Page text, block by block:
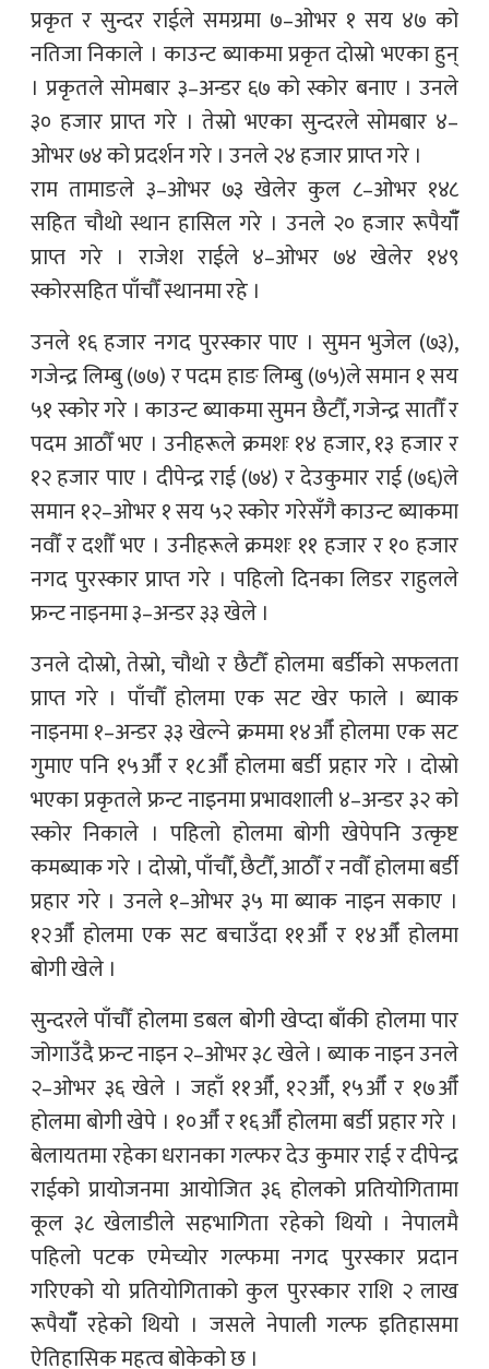
प्रकृत र सुन्दर राईले समग्रमा ७–ओभर १ सय ४७ को
नतिजा निकाले । काउन्ट ब्याकमा प्रकृत दोस्रो भएका हुन्
। प्रकृतले सोमबार ३–अन्डर ६७ को स्कोर बनाए । उनले
३० हजार प्राप्त गरे । तेस्रो भएका सुन्दरले सोमबार ४–
ओभर ७४ को प्रदर्शन गरे । उनले २४ हजार प्राप्त गरे ।
राम तामाङले ३–ओभर ७३ खेलेर कुल ८–ओभर १४८
सहित चौथो स्थान हासिल गरे । उनले २० हजार रूपैयाँँ
प्राप्त गरे । राजेश राईले ४–ओभर ७४ खेलेर १४९
स्कोरसहित पाँचौँ स्थानमा रहे ।
उनले १६ हजार नगद पुरस्कार पाए । सुमन भुजेल (७३),
गजेन्द्र लिम्बु (७७) र पदम हाङ लिम्बु (७५)ले समान १ सय
५१ स्कोर गरे । काउन्ट ब्याकमा सुमन छैटौँ, गजेन्द्र सातौँ र
पदम आठौँ भए । उनीहरूले क्रमशः १४ हजार, १३ हजार र
१२ हजार पाए । दीपेन्द्र राई (७४) र देउकुमार राई (७६)ले
समान १२–ओभर १ सय ५२ स्कोर गरेसँगै काउन्ट ब्याकमा
नवौँ र दशौँ भए । उनीहरूले क्रमशः ११ हजार र १० हजार
नगद पुरस्कार प्राप्त गरे । पहिलो दिनका लिडर राहुलले
फ्रन्ट नाइनमा ३–अन्डर ३३ खेले ।
उनले दोस्रो, तेस्रो, चौथो र छैटौँ होलमा बर्डीको सफलता
प्राप्त गरे । पाँचौँ होलमा एक सट खेर फाले । ब्याक
नाइनमा १–अन्डर ३३ खेल्ने क्रममा १४औँ होलमा एक सट
गुमाए पनि १५औँ र १८औँ होलमा बर्डी प्रहार गरे । दोस्रो
भएका प्रकृतले फ्रन्ट नाइनमा प्रभावशाली ४–अन्डर ३२ को
स्कोर निकाले । पहिलो होलमा बोगी खेपेपनि उत्कृष्ट
कमब्याक गरे । दोस्रो, पाँचौँ, छैटौँ, आठौँ र नवौँ होलमा बर्डी
प्रहार गरे । उनले १–ओभर ३५ मा ब्याक नाइन सकाए ।
१२औँ होलमा एक सट बचाउँदा ११औँ र १४औँ होलमा
बोगी खेले ।
सुन्दरले पाँचौँ होलमा डबल बोगी खेप्दा बाँकी होलमा पार
जोगाउँदै फ्रन्ट नाइन २–ओभर ३८ खेले । ब्याक नाइन उनले
२–ओभर ३६ खेले । जहाँ ११औँ, १२औँ, १५औँ र १७औँ
होलमा बोगी खेपे । १०औँ र १६औँ होलमा बर्डी प्रहार गरे ।
बेलायतमा रहेका धरानका गल्फर देउ कुमार राई र दीपेन्द्र
राईको प्रायोजनमा आयोजित ३६ होलको प्रतियोगितामा
कूल ३८ खेलाडीले सहभागिता रहेको थियो । नेपालमै
पहिलो पटक एमेच्योर गल्फमा नगद पुरस्कार प्रदान
गरिएको यो प्रतियोगिताको कुल पुरस्कार राशि २ लाख
रूपैयाँँ रहेको थियो । जसले नेपाली गल्फ इतिहासमा
ऐतिहासिक महत्व बोकेको छ ।